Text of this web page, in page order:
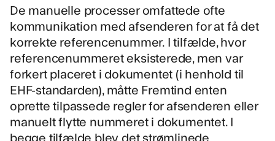
De manuelle processer omfattede ofte
kommunikation med afsenderen for at få det
korrekte referencenummer. I tilfælde, hvor
referencenummeret eksisterede, men var
forkert placeret i dokumentet (i henhold til
EHF-standarden), måtte Fremtind enten
oprette tilpassede regler for afsenderen eller
manuelt flytte nummeret i dokumentet. I
begge tilfælde blev det strømlinede